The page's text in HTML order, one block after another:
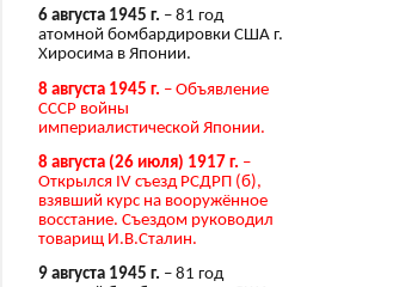
6 августа 1945 г. – 81 год
атомной бомбардировки США г.
Хиросима в Японии.
8 августа 1945 г. – Объявление
СССР войны
империалистической Японии.
8 августа (26 июля) 1917 г. –
Открылся IV съезд РСДРП (б),
взявший курс на вооружённое
восстание. Съездом руководил
товарищ И.В.Сталин.
9 августа 1945 г. – 81 год